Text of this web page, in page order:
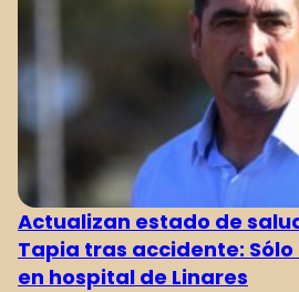
Actualizan estado de
Tapia tras accidente:
en hospital de Linares